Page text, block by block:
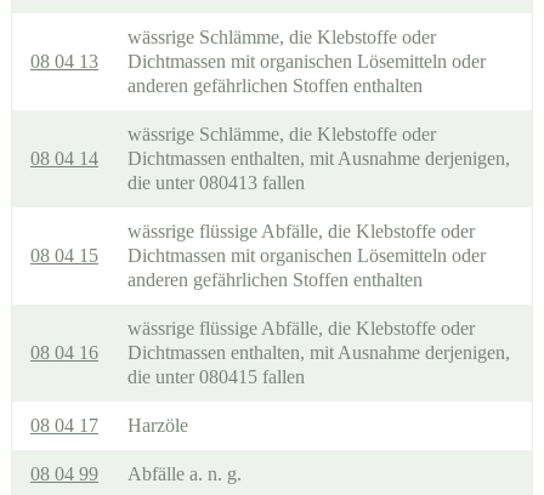
08 04 13
wässrige Schlämme, die Klebstoffe oder
Dichtmassen mit organischen Lösemitteln oder
anderen gefährlichen Stoffen enthalten
08 04 14
wässrige Schlämme, die Klebstoffe oder
Dichtmassen enthalten, mit Ausnahme derjenigen,
die unter 080413 fallen
08 04 15
wässrige flüssige Abfälle, die Klebstoffe oder
Dichtmassen mit organischen Lösemitteln oder
anderen gefährlichen Stoffen enthalten
08 04 16
wässrige flüssige Abfälle, die Klebstoffe oder
Dichtmassen enthalten, mit Ausnahme derjenigen,
die unter 080415 fallen
08 04 17 Harzöle
08 04 99 Abfälle a. n. g.